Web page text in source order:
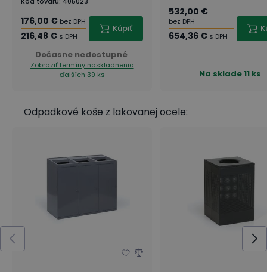
176,00 € bez DPH
216,48 € s DPH
Kúpiť
Dočasne nedostupné
Zobraziť termíny naskladnenia
ďalších 39 ks
532,00 €
bez DPH
654,36 € s DPH
Na sklade11 ks
Odpadkové koše z lakovanej ocele: